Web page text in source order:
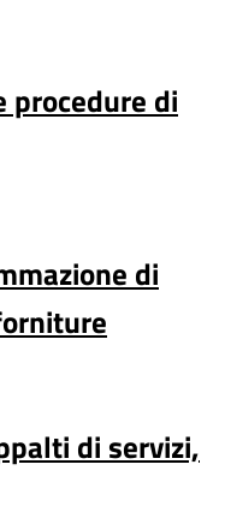
procedure di
di
di servizi,